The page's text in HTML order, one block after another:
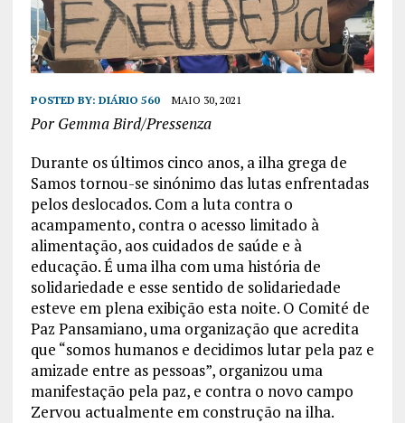
POSTED BY: DIÁRIO 560 MAIO 30, 2021
Por Gemma Bird/Pressenza
Durante os últimos cinco anos, a ilha grega de
Samos tornou-se sinónimo das lutas enfrentadas
pelos deslocados. Com a luta contra o
acampamento, contra o acesso limitado à
alimentação, aos cuidados de saúde e à
educação. É uma ilha com uma história de
solidariedade e esse sentido de solidariedade
esteve em plena exibição esta noite. O Comité de
Paz Pansamiano, uma organização que acredita
que “somos humanos e decidimos lutar pela paz e
amizade entre as pessoas”, organizou uma
manifestação pela paz, e contra o novo campo
Zervou actualmente em construção na ilha.